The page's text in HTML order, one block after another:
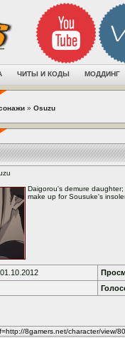
ЧИТЫ И КОДЫ МОДДИНГ
» Osuzu
Daigorou's demure
make up for Sousuke's
01.10.2012